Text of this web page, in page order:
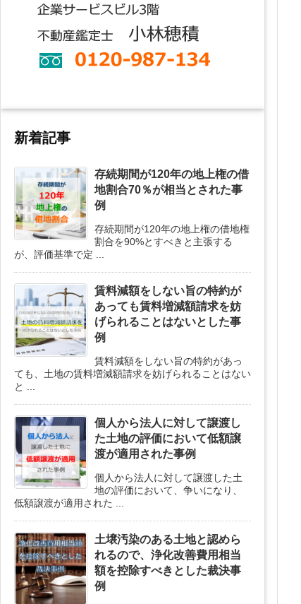
新着記事
存続期間が120年の地上権の借
地割合70％が相当とされた事
例
存続期間が120年の地上権の借地権
割合を90%とすべきと主張する
が、評価基準で定 ...
賃料減額をしない旨の特約が
あっても賃料増減額請求を妨
げられることはないとした事
例
賃料減額をしない旨の特約があっ
ても、土地の賃料増減額請求を妨げられることはない
と ...
個人から法人に対して譲渡し
た土地の評価において低額譲
渡が適用された事例
個人から法人に対して譲渡した土
地の評価において、争いになり、
低額譲渡が適用された ...
土壌汚染のある土地と認めら
れるので、浄化改善費用相当
額を控除すべきとした裁決事
例